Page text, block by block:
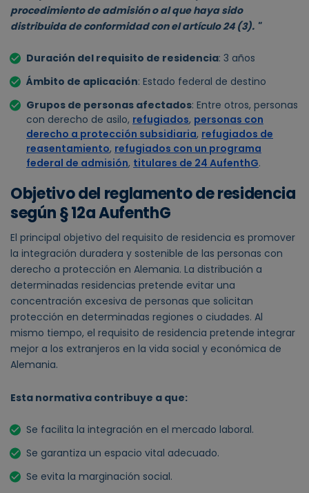
procedimiento de admisión o al que haya sido
distribuida de conformidad con el artículo 24 (3). "
Duración del requisito de residencia: 3 años
Ámbito de aplicación: Estado federal de destino
Grupos de personas afectados: Entre otros, personas
con derecho de asilo, refugiados, personas con
derecho a protección subsidiaria, refugiados de
reasentamiento, refugiados con un programa
federal de admisión, titulares de 24 AufenthG.
Objetivo del reglamento de residencia
según § 12a AufenthG
El principal objetivo del requisito de residencia es promover
la integración duradera y sostenible de las personas con
derecho a protección en Alemania. La distribución a
determinadas residencias pretende evitar una
concentración excesiva de personas que solicitan
protección en determinadas regiones o ciudades. Al
mismo tiempo, el requisito de residencia pretende integrar
mejor a los extranjeros en la vida social y económica de
Alemania.
Esta normativa contribuye a que:
Se facilita la integración en el mercado laboral.
Se garantiza un espacio vital adecuado.
Se evita la marginación social.